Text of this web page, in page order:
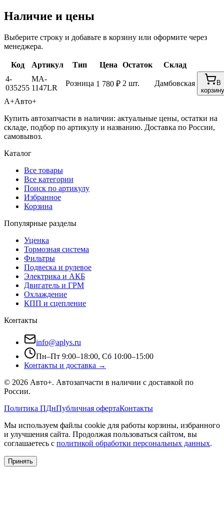
Наличие и цены
Выберите строку и добавьте в корзину или оформите через
менеджера.
Код Артикул Тип Цена Остаток
Склад
4-
035255
MA-
1147LR
Розница 1 780 ₽ 2 шт. Дамбовская
В
корзину
А+Авто+
Купить автозапчасти в наличии: актуальные цены, остатки на
складе, подбор по артикулу и названию. Доставка по России,
самовывоз.
Каталог
Все товары
Все категории
Поиск по артикулу
Избранное
Корзина
Популярные разделы
Уценка
Тормозная система
Фильтры
Подвеска и рулевое
Электрика и АКБ
Двигатель и ГРМ
Охлаждение
КПП и сцепление
Контакты
info@aplys.ru
Пн–Пт 9:00–18:00, Сб 10:00–15:00
Контакты и доставка →
© 2026 Авто+. Автозапчасти в наличии с доставкой по
России.
Политика ПДнПубличная офертаКонтакты
Мы используем файлы cookie для работы корзины, избранного
и улучшения сайта. Продолжая пользоваться сайтом, вы
соглашаетесь с политикой обработки персональных данных.
Принять